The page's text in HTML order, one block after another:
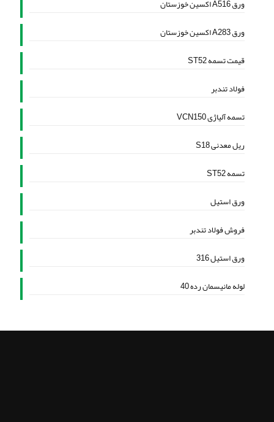
ورق A516 اکسین خوزستان
ورق A283 اکسین خوزستان
قیمت تسمه ST52
فولاد تندبر
تسمه آلیاژی VCN150
ریل معدنی S18
تسمه ST52
ورق استیل
فروش فولاد تندبر
ورق استیل 316
لوله مانیسمان رده 40